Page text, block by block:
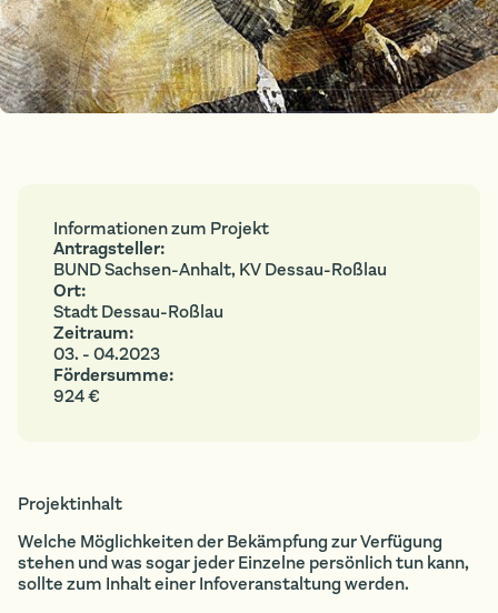
Informationen zum Projekt
Antragsteller:
BUND Sachsen-Anhalt, KV Dessau-Roßlau
Ort:
Stadt Dessau-Roßlau
Zeitraum:
03. - 04.2023
Fördersumme:
924 €
Projektinhalt
Welche Möglichkeiten der Bekämpfung zur Verfügung
stehen und was sogar jeder Einzelne persönlich tun kann,
sollte zum Inhalt einer Infoveranstaltung werden.